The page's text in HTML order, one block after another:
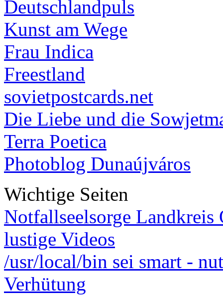
Deutschlandpuls
Kunst am Wege
Frau Indica
Freestland
sovietpostcards.net
Die Liebe und die
Terra Poetica
Photoblog Dunaújváros
Wichtige Seiten
Notfallseelsorge Landkreis
lustige Videos
/usr/local/bin sei smart -
Verhütung